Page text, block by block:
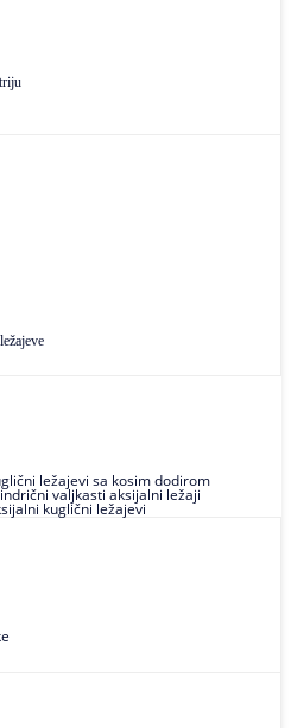
ležajevi sa kosim dodirom
valjkasti aksijalni ležaji
kuglični ležajevi